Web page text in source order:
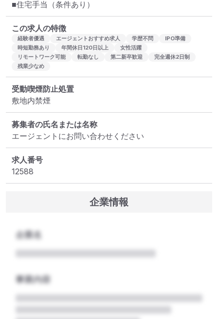
■住宅手当（条件あり）
この求人の特徴
経験者優遇 エージェントおすすめ求人 学歴不問
IPO準備
時短勤務あり
年間休日120日以上
女性活躍
リモートワーク可能
転勤なし 第二新卒歓迎
完全週休2日制
残業少なめ
受動喫煙防止処置
敷地内禁煙
募集者の氏名または名称
エージェントにお問い合わせください
求人番号
12588
企業情報
企業名
事業内容